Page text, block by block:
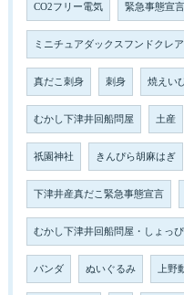
CO2フリー電気 緊急事態宣
ミニチュアダックスフンドクレア
真だこ刺身 刺身 焼えい
むかし下津井回船問屋 土産
祇園神社 きんぴら胡麻はぎ
下津井産真だこ緊急事態宣言
むかし下津井回船問屋・しょっ
パンダ ぬいぐるみ 上野